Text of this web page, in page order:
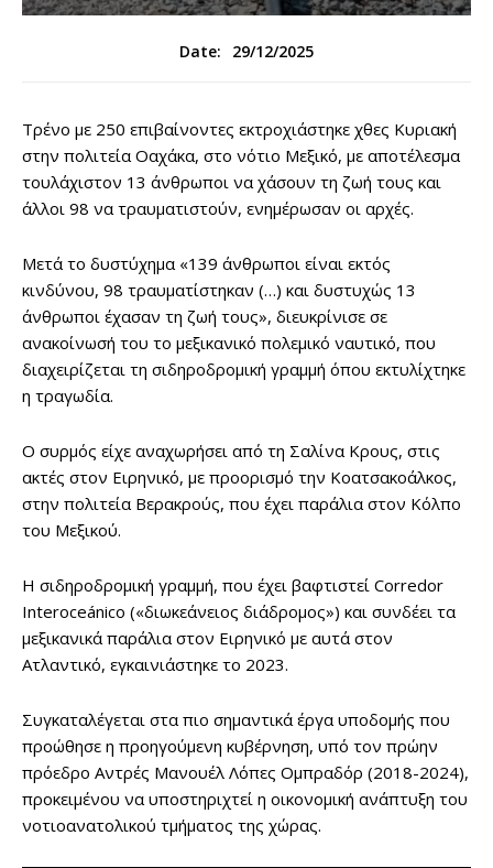
Date: 29/12/2025
Τρένο με 250 επιβαίνοντες εκτροχιάστηκε χθες Κυριακή
στην πολιτεία Οαχάκα, στο νότιο Μεξικό, με αποτέλεσμα
τουλάχιστον 13 άνθρωποι να χάσουν τη ζωή τους και
άλλοι 98 να τραυματιστούν, ενημέρωσαν οι αρχές.
Μετά το δυστύχημα «139 άνθρωποι είναι εκτός
κινδύνου, 98 τραυματίστηκαν (…) και δυστυχώς 13
άνθρωποι έχασαν τη ζωή τους», διευκρίνισε σε
ανακοίνωσή του το μεξικανικό πολεμικό ναυτικό, που
διαχειρίζεται τη σιδηροδρομική γραμμή όπου εκτυλίχτηκε
η τραγωδία.
Ο συρμός είχε αναχωρήσει από τη Σαλίνα Κρους, στις
ακτές στον Ειρηνικό, με προορισμό την Κοατσακοάλκος,
στην πολιτεία Βερακρούς, που έχει παράλια στον Κόλπο
του Μεξικού.
Η σιδηροδρομική γραμμή, που έχει βαφτιστεί Corredor
Interoceánico («διωκεάνειος διάδρομος») και συνδέει τα
μεξικανικά παράλια στον Ειρηνικό με αυτά στον
Ατλαντικό, εγκαινιάστηκε το 2023.
Συγκαταλέγεται στα πιο σημαντικά έργα υποδομής που
προώθησε η προηγούμενη κυβέρνηση, υπό τον πρώην
πρόεδρο Αντρές Μανουέλ Λόπες Ομπραδόρ (2018-2024),
προκειμένου να υποστηριχτεί η οικονομική ανάπτυξη του
νοτιοανατολικού τμήματος της χώρας.